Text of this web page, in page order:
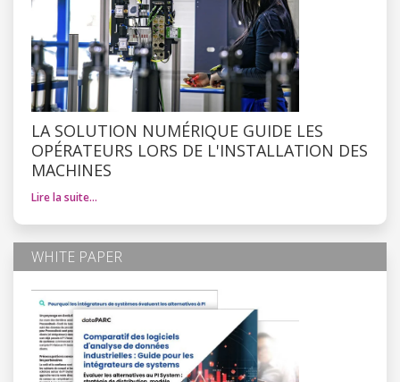
LA SOLUTION NUMÉRIQUE GUIDE LES
OPÉRATEURS LORS DE L'INSTALLATION DES
MACHINES
Lire la suite…
WHITE PAPER